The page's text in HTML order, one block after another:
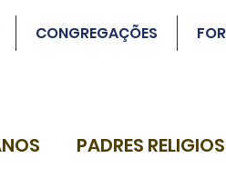
CONGREGAÇÕES
PADRES